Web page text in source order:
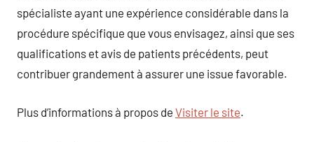
spécialiste ayant une expérience considérable dans la
procédure spécifique que vous envisagez, ainsi que ses
qualifications et avis de patients précédents, peut
contribuer grandement à assurer une issue favorable.
Plus d’informations à propos de Visiter le site.